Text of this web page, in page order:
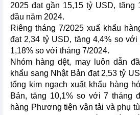
2025 đạt gần 15,15 tỷ USD, tăng
đầu năm 2024.
Riêng tháng 7/2025 xuấ khẩu
đạt 2,34 tỷ USD, tăng 4,4% so với
1,18% so với tháng 7/2024.
Nhóm hàng dệt, may luôn dẫn
khẩu sang Nhật Bản đạt 2,53 tỷ
tổng kim ngạch xuất khẩu hàng
Bản, tăng 10,1% so với 7 tháng
hàng Phương tiện vận tải và phụ